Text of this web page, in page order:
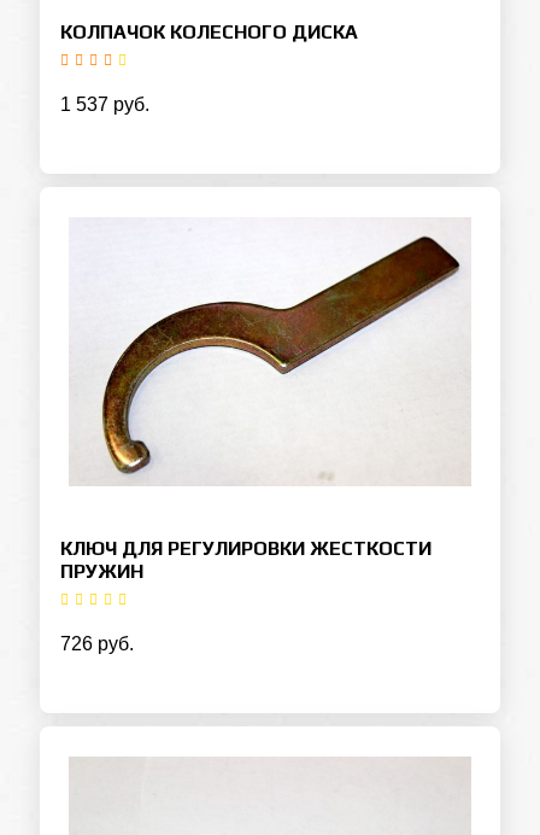
КОЛПАЧОК КОЛЕСНОГО ДИСКА
1 537 руб.
КЛЮЧ ДЛЯ РЕГУЛИРОВКИ ЖЕСТКОСТИ
ПРУЖИН
726 руб.